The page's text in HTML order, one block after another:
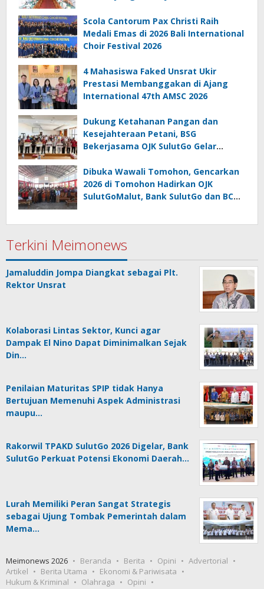
Scola Cantorum Pax Christi Raih
Medali Emas di 2026 Bali International
Choir Festival 2026
4 Mahasiswa Faked Unsrat Ukir
Prestasi Membanggakan di Ajang
International 47th AMSC 2026
Dukung Ketahanan Pangan dan
Kesejahteraan Petani, BSG
Bekerjasama OJK SulutGo Gelar
Dibuka Wawali Tomohon, Gencarkan
2026 di Tomohon Hadirkan OJK
SulutGoMalut, Bank SulutGo dan BCA
Terkini Meimonews
Jamaluddin Jompa Diangkat sebagai Plt.
Rektor Unsrat
Kolaborasi Lintas Sektor, Kunci agar
Dampak El Nino Dapat Diminimalkan Sejak
Din…
Penilaian Maturitas SPIP tidak Hanya
Bertujuan Memenuhi Aspek Administrasi
maupu…
Rakorwil TPAKD SulutGo 2026 Digelar, Bank
SulutGo Perkuat Potensi Ekonomi Daerah…
Lurah Memiliki Peran Sangat Strategis
sebagai Ujung Tombak Pemerintah dalam
Mema…
Meimonews 2026 Beranda Berita Opini
Advertorial
Artikel
Berita Utama
Ekonomi & Pariwisata
Hukum & Kriminal
Olahraga
Opini